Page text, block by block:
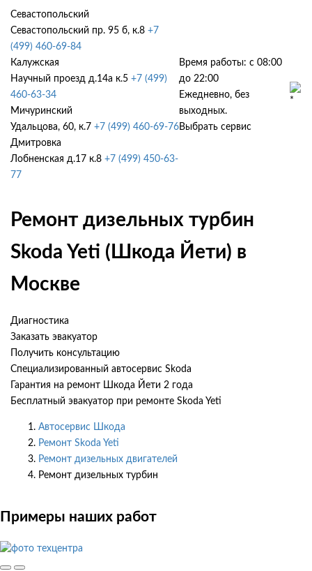
Севастопольский
Севастопольский пр. 95 б, к.8 +7
(499) 460-69-84
Калужская
Научный проезд д.14а к.5 +7 (499)
460-63-34
Мичуринский
Удальцова, 60, к.7 +7 (499) 460-69-76
Дмитровка
Лобненская д.17 к.8 +7 (499) 450-63-
77
Время работы: с 08:00
до 22:00
Ежедневно, без
выходных.
Выбрать сервис
Ремонт дизельных турбин
Skoda Yeti (Шкода Йети) в
Москве
Диагностика
Заказать эвакуатор
Получить консультацию
Специализированный автосервис Skoda
Гарантия на ремонт Шкода Йети 2 года
Бесплатный эвакуатор при ремонте Skoda Yeti
Автосервис Шкода
Ремонт Skoda Yeti
Ремонт дизельных двигателей
Ремонт дизельных турбин
Примеры наших работ